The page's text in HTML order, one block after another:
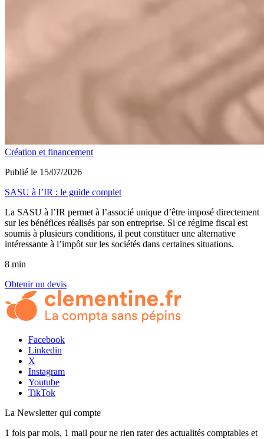
Création et financement
Publié le 15/07/2026
SASU à l’IR : le guide complet
La SASU à l’IR permet à l’associé unique d’être imposé directement
sur les bénéfices réalisés par son entreprise. Si ce régime fiscal est
soumis à plusieurs conditions, il peut constituer une alternative
intéressante à l’impôt sur les sociétés dans certaines situations.
8 min
Obtenir un devis
Facebook
Linkedin
X
Instagram
Youtube
TikTok
La Newsletterqui compte
1 fois par mois, 1 mail pour ne rien rater des actualités comptables et